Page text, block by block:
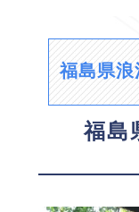
福島県
福島